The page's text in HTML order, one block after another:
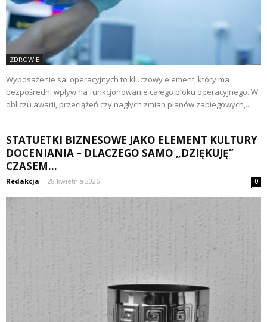
ZDROWIE
Wyposażenie sal operacyjnych to kluczowy element, który ma
bezpośredni wpływ na funkcjonowanie całego bloku operacyjnego. W
obliczu awarii, przeciążeń czy nagłych zmian planów zabiegowych,...
STATUETKI BIZNESOWE JAKO ELEMENT KULTURY
DOCENIANIA – DLACZEGO SAMO „DZIĘKUJĘ”
CZASEM...
Redakcja - 28 kwietnia 2026 0